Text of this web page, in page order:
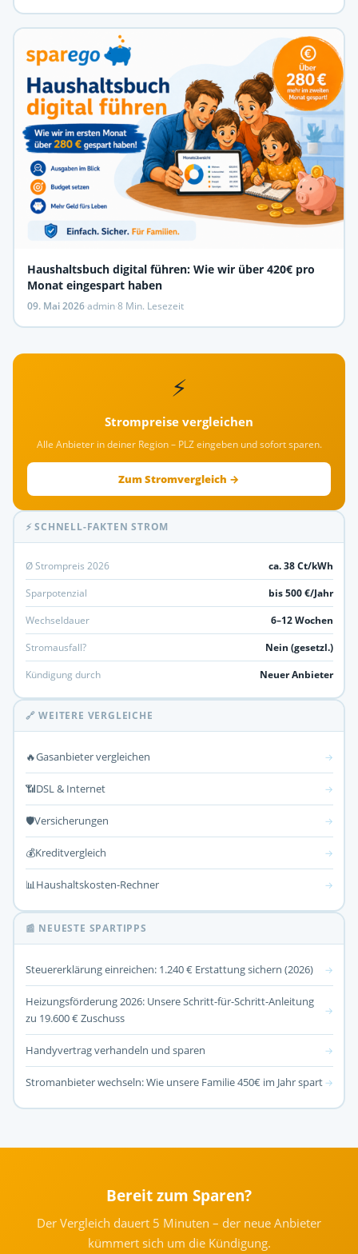
Haushaltsbuch digital führen: Wie wir über 420€ pro
Monat eingespart haben
09. Mai 2026·admin·8 Min. Lesezeit
⚡
Strompreise vergleichen
Alle Anbieter in deiner Region – PLZ eingeben und sofort sparen.
Zum Stromvergleich →
⚡ SCHNELL-FAKTEN STROM
Ø Strompreis 2026
ca. 38 Ct/kWh
Sparpotenzial
bis 500 €/Jahr
Wechseldauer
6–12 Wochen
Stromausfall?
Nein (gesetzl.)
Kündigung durch
Neuer Anbieter
🔗 WEITERE VERGLEICHE
🔥Gasanbieter vergleichen →
📶DSL & Internet →
🛡️Versicherungen →
💰Kreditvergleich →
📊Haushaltskosten-Rechner →
📰 NEUESTE SPARTIPPS
Steuererklärung einreichen: 1.240 € Erstattung sichern (2026) →
Heizungsförderung 2026: Unsere Schritt-für-Schritt-Anleitung
zu 19.600 € Zuschuss
→
Handyvertrag verhandeln und sparen →
Stromanbieter wechseln: Wie unsere Familie 450€ im Jahr spart →
Bereit zum Sparen?
Der Vergleich dauert 5 Minuten – der neue Anbieter
kümmert sich um die Kündigung.